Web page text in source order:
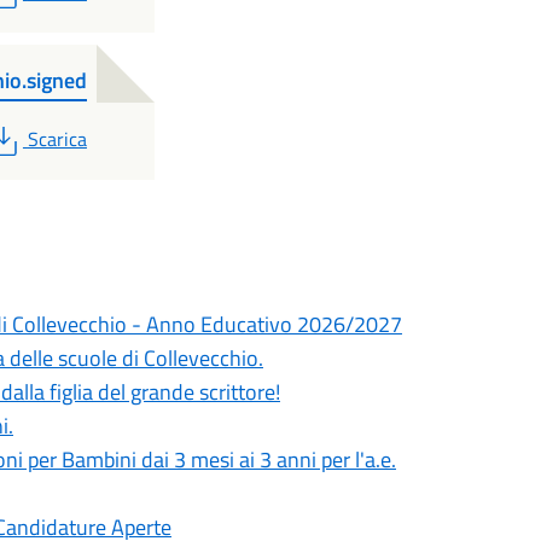
PDF
Scarica
Collevecchio - Anno Educativo 2026/2027
scuole di Collevecchio.
figlia del grande scrittore!
per Bambini dai 3 mesi ai 3 anni per l'a.e.
Aperte